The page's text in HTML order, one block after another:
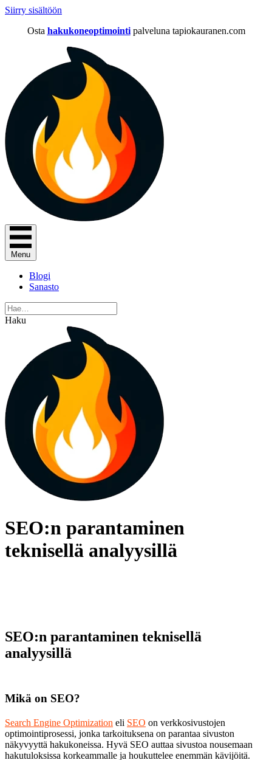
Siirry sisältöön
Osta hakukoneoptimointi palveluna tapiokauranen.com
Menu
Blogi
Sanasto
Haku
SEO:n parantaminen
teknisellä analyysillä
SEO:n parantaminen teknisellä
analyysillä
Mikä on SEO?
Search Engine Optimization eli SEO on verkkosivustojen
optimointiprosessi, jonka tarkoituksena on parantaa sivuston
näkyvyyttä hakukoneissa. Hyvä SEO auttaa sivustoa nousemaan
hakutuloksissa korkeammalle ja houkuttelee enemmän kävijöitä.